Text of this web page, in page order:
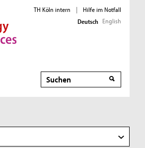
TH Köln intern |
Hilfe im Notfall
Deutsch English
Suche